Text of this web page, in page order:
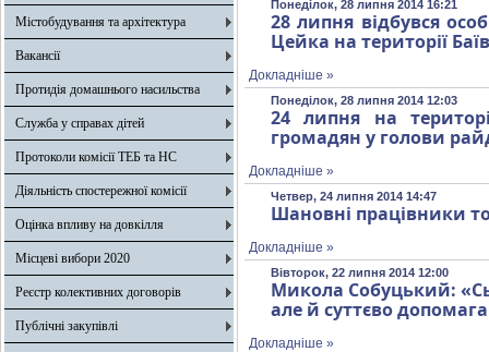
Містобудування та архітектура
Вакансії
Протидія домашнього насильства
Служба у справах дітей
Протоколи комісії ТЕБ та НС
Діяльність спостережної комісії
Оцінка впливу на довкілля
Місцеві вибори 2020
Реєстр колективних договорів
Публічні закупівлі
Понеділок, 28 липня 2014 16:21
28 липня відбувся
Цейка на території
Докладніше »
Понеділок, 28 липня 2014 12:03
24 липня на
громадян у голови
Докладніше »
Четвер, 24 липня 2014 14:47
Шановні працівники
Докладніше »
Вівторок, 22 липня 2014 12:00
Микола Собуцький:
але й суттєво
Докладніше »